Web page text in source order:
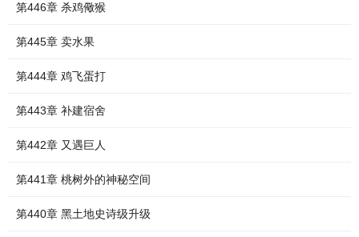
第446章 杀鸡儆猴
第445章 卖水果
第444章 鸡飞蛋打
第443章 补建宿舍
第442章 又遇巨人
第441章 桃树外的神秘空间
第440章 黑土地史诗级升级